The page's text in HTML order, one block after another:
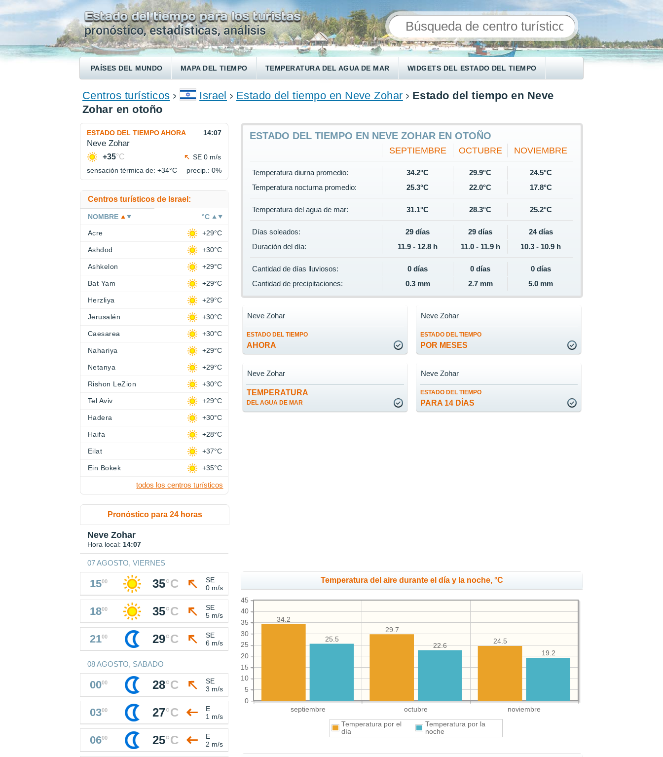
PAÍSES DEL MUNDO MAPA DEL TIEMPO TEMPERATURA DEL AGUA DE MAR WIDGETS DEL ESTADO DEL TIEMPO
ENCONTRAR UN HOTEL
Centros turísticos Israel Estado del tiempo en Neve Zohar
Estado del tiempo en Neve
Zohar en otoño
ESTADO DEL TIEMPO EN NEVE ZOHAR EN OTOÑO
SEPTIEMBRE OCTUBRE NOVIEMBRE
Temperatura diurna promedio: 34.2°C 29.9°C
24.5°C
Temperatura nocturna promedio:
25.3°C 22.0°C 17.8°C
Temperatura del agua de mar: 31.1°C 28.3°C 25.2°C
Días soleados: 29 días 29 días
24 días
Duración del día:
11.9 - 12.8 h 11.0 - 11.9 h 10.3 - 10.9 h
Cantidad de días lluviosos: 0 días 0 días
0 días
Cantidad de precipitaciones:
0.3 mm 2.7 mm 5.0 mm
ESTADO DEL TIEMPO
AHORA
Neve Zohar
ESTADO DEL TIEMPO
POR MESES
Neve Zohar
TEMPERATURA
DEL AGUA DE MAR
Neve Zohar
ESTADO DEL TIEMPO
PARA 14 DÍAS
Neve Zohar
Temperatura del aire durante el día y la noche, °C
septiembre octubre noviembre
0
5
10
15
20
25
30
35
40
45
24.5
29.7
34.2
19.2
22.6
25.5
Temperatura por el
día
Temperatura por la
noche
ESTADO DEL TIEMPO AHORA 14:07
Neve Zohar
+35°C
SE 0 m/s
sensación térmica de: +34°C precip.: 0%
Centros turísticos de Israel:
NOMBRE °C
Acre +29°C
Ashdod +30°C
Ashkelon +29°C
Bat Yam +29°C
Herzliya +29°C
Jerusalén +30°C
Caesarea +30°C
Nahariya +29°C
Netanya +29°C
Rishon LeZion +30°C
Tel Aviv +29°C
Hadera +30°C
Haifa +28°C
Eilat +37°C
Ein Bokek +35°C
todos los centros turísticos
Pronóstico para 24 horas
Neve Zohar
Hora local: 14:07
07 AGOSTO, VIERNES
1500 35°C
SE
0 m/s
1800 35°C
SE
5 m/s
2100 29°C
SE
6 m/s
08 AGOSTO, SABADO
0000 28°C
SE
3 m/s
0300 27°C
E
1 m/s
0600 25°C
E
2 m/s